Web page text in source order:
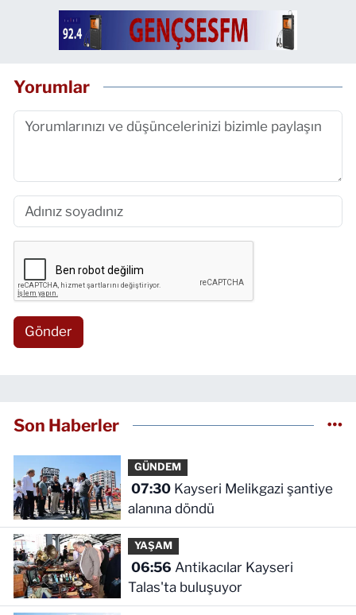
Yorumlar
Gönder
Son Haberler
GÜNDEM
07:30Kayseri Melikgazi şantiye
alanına döndü
YAŞAM
06:56
Talas'ta buluşuyor